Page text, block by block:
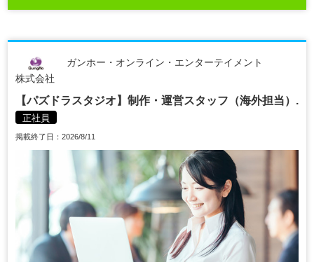
ガンホー・オンライン・エンターテイメント
株式会社
【パズドラスタジオ】制作・運営スタッフ（海外担当）.
正社員
掲載終了日：2026/8/11